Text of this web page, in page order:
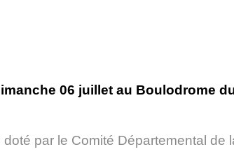
06 juillet au Boulodrome
par le Comité Départemental de